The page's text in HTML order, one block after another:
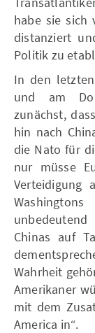
habe sie sich
distanziert
Politik zu
In den
und am
zunächst,
hin nach
die Nato für
nur müsse
Verteidigung
Chinas auf
Wahrheit
Amerikaner
mit dem
America in“.